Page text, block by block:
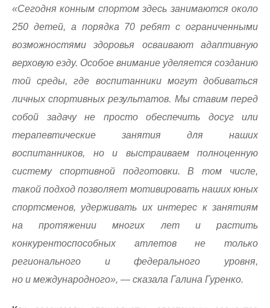
«Сегодня конным спортом здесь занимаются около
250 детей, а порядка 70 ребят с ограниченными
возможностями здоровья осваивают адаптивную
верховую езду. Особое внимание уделяется созданию
той среды, где воспитанники могут добиваться
личных спортивных результатов. Мы ставим перед
собой задачу не просто обеспечить досуг или
терапевтические занятия для наших
воспитанников, но и выстраиваем полноценную
систему спортивной подготовки. В том числе,
такой подход позволяет мотивировать наших юных
спортсменов, удерживать их интерес к занятиям
на протяжении многих лет и растить
конкурентоспособных атлетов не только
регионального и федерального уровня,
но и международного», — сказала Галина Гуренко.